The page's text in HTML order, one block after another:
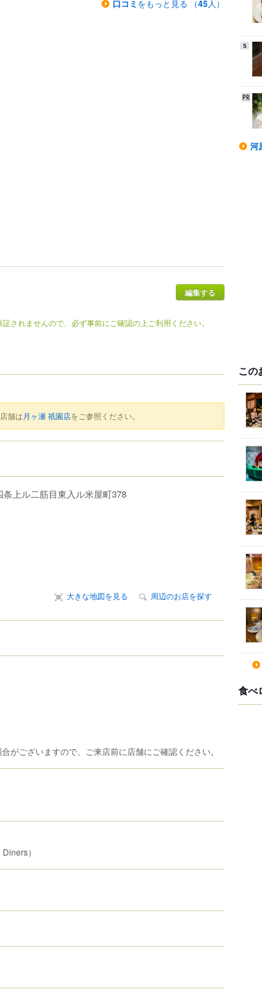
口コミ をもっと見る （45人）
されませんので、必ず事前にご確認の上ご利用ください。
舗は月ヶ瀬 祇園店をご参照ください。
条上ル二筋目東入ル米屋町378
大きな地図を見る 周辺のお店を探す
がございますので、ご来店前に店舗にご確認ください。
）
5
河
この
食べ